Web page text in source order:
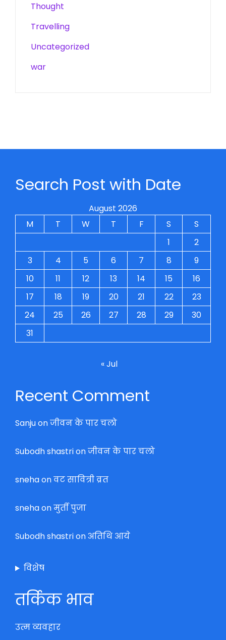
Thought
Travelling
Uncategorized
war
Search Post with Date
August 2026
M
T W T F S
S
1
2
3
4 5 6 7 8
9
10
11 12 13 14 15
16
17
18 19 20 21 22
23
24
25 26 27 28 29
30
31
« Jul
Recent Comment
Sanjuonजीवन के पार चलो
Subodh shastrionजीवन के पार चलो
snehaonवट सावित्री व्रत
snehaonमुर्ती पुजा
Subodh shastrionअतिथि आये
विशेष
तर्किक भाव
उत्म व्यवहार